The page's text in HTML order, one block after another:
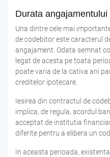
Durata angajamentului
Una dintre cele mai
de codebitor este caracterul
angajament. Odata semnat
legat de acesta pe toata
poate varia de la cativa ani
creditelor ipotecare.
Iesirea din contractul de
implica, de regula, acordul
acceptat de institutia
diferite pentru a elibera un
In aceasta perioada,